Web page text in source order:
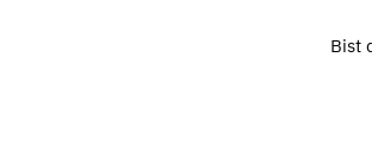
Bist